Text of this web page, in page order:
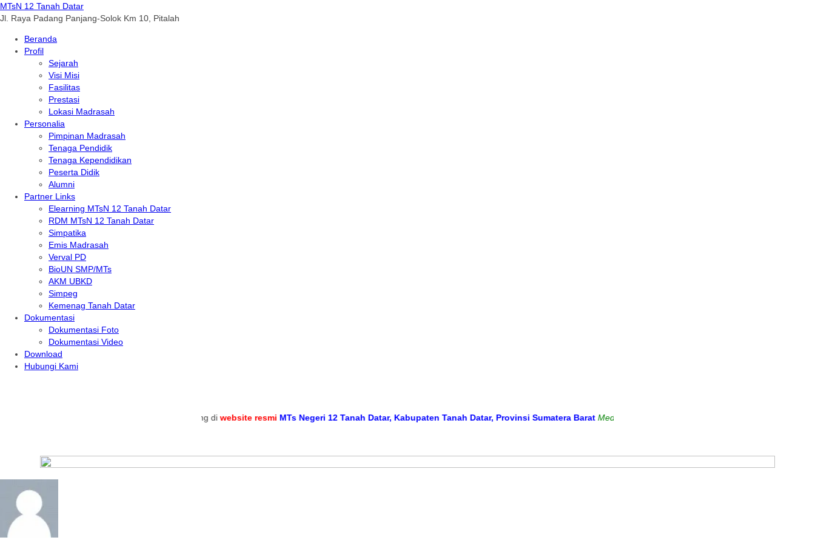
MTsN 12 Tanah Datar
Jl. Raya Padang Panjang-Solok Km 10, Pitalah
Beranda
Profil
Sejarah
Visi Misi
Fasilitas
Prestasi
Lokasi Madrasah
Personalia
Pimpinan Madrasah
Tenaga Pendidik
Tenaga Kependidikan
Peserta Didik
Alumni
Partner Links
Elearning MTsN 12 Tanah Datar
RDM MTsN 12 Tanah Datar
Simpatika
Emis Madrasah
Verval PD
BioUN SMP/MTs
AKM UBKD
Simpeg
Kemenag Tanah Datar
Dokumentasi
Dokumentasi Foto
Dokumentasi Video
Download
Hubungi Kami
website resmi MTs Negeri 12 Tanah Datar, Kabupaten Tanah Datar, Provinsi Sumatera Barat Media Informasi dan Sarana Komunikasi Antara Sekolah